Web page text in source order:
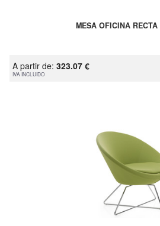
MESA OFICINA RECTA
A partir de: 323.07 €
IVA INCLUIDO